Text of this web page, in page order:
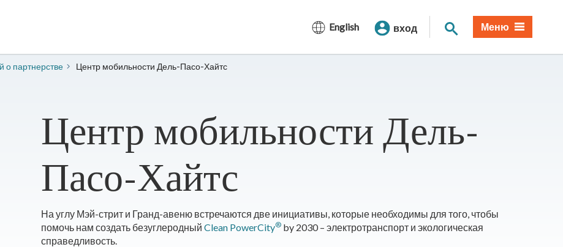
English вход Поиск по сайту
Меню
о партнерстве Центр мобильности Дель-Пасо-Хайтс
Центр мобильности Дель-
Пасо-Хайтс
На углу Мэй-стрит и Гранд-авеню встречаются две инициативы, которые необходимы для того, чтобы
помочь нам создать безуглеродный Clean PowerCity® by 2030 – электротранспорт и экологическая
справедливость.